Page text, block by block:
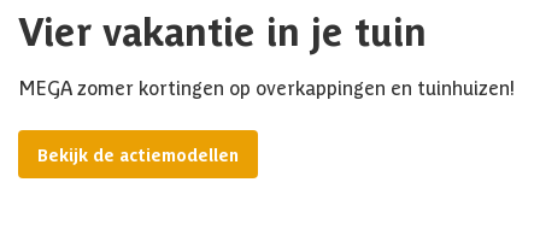
Vier vakantie in je tuin
MEGA zomer kortingen op overkappingen en tuinhuizen!
Bekijk de actiemodellen